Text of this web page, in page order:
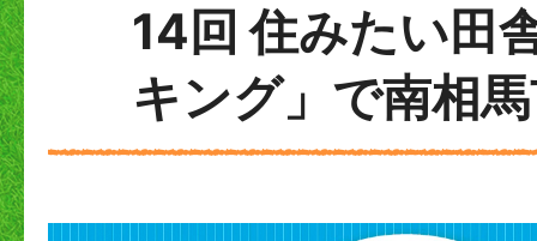
14回 住みたい田
キング」で南相